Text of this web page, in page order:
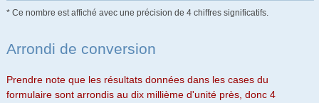
* Ce nombre est affiché avec une précision de 4 chiffres significatifs.
Arrondi de conversion
Prendre note que les résultats données dans les cases du
formulaire sont arrondis au dix millième d'unité près, donc 4